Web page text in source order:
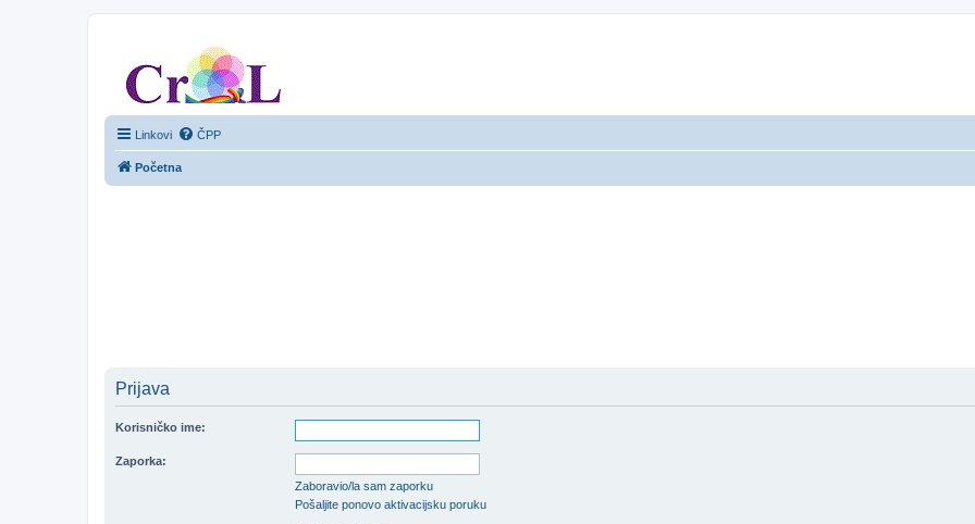
Linkovi ČPP
Početna
Prijava
Korisničko ime:
Zaporka:
Zaboravio/la sam zaporku
Pošaljite ponovo aktivacijsku poruku